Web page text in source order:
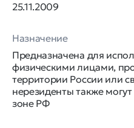
25.11.2009
Назначение
Предназначена для
физическими лицами,
территории России или
нерезиденты также
зоне РФ